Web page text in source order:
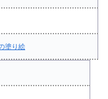
塗り絵